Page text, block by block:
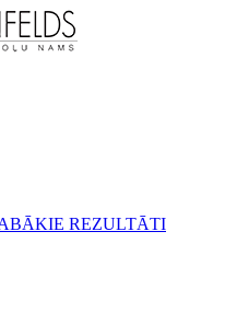
REZULTĀTI